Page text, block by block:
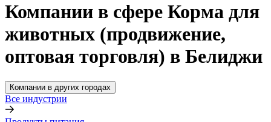
Компании в сфере Корма для
животных (продвижение,
оптовая торговля) в Белиджи
Компании в других городах
Все индустрии